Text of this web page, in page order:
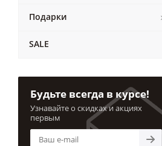
Подарки
SALE
Будьте всегда в курсе!
Узнавайте о скидках и акциях
первым